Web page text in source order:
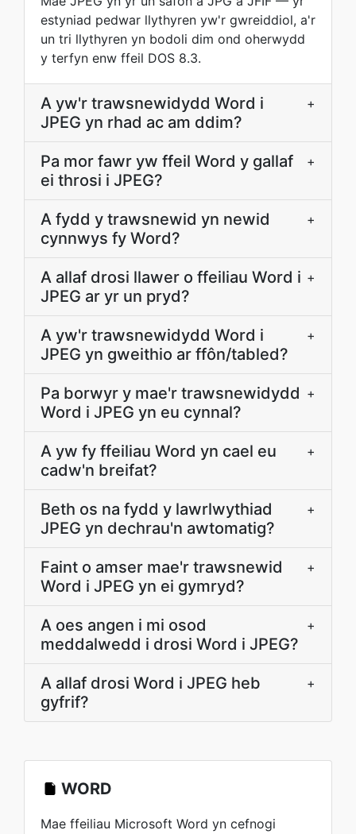
estyniad pedwar llythyren yw'r gwreiddiol, a'r
un tri llythyren yn bodoli dim ond oherwydd
y terfyn enw ffeil DOS 8.3.
A yw'r trawsnewidydd Word i
JPEG yn rhad ac am ddim?
+
Pa mor fawr yw ffeil Word y gallaf
ei throsi i JPEG?
+
A fydd y trawsnewid yn newid
cynnwys fy Word?
+
A allaf drosi llawer o ffeiliau Word i
JPEG ar yr un pryd?
+
A yw'r trawsnewidydd Word i
JPEG yn gweithio ar ffôn/tabled?
+
Pa borwyr y mae'r trawsnewidydd
Word i JPEG yn eu cynnal?
+
A yw fy ffeiliau Word yn cael eu
cadw'n breifat?
+
Beth os na fydd y lawrlwythiad
JPEG yn dechrau'n awtomatig?
+
Faint o amser mae'r trawsnewid
Word i JPEG yn ei gymryd?
+
A oes angen i mi osod
meddalwedd i drosi Word i JPEG?
+
A allaf drosi Word i JPEG heb
gyfrif?
+
WORD
Mae ffeiliau Microsoft Word yn cefnogi